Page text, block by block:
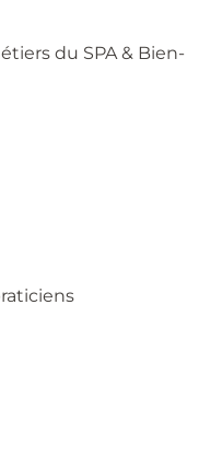
du SPA & Bien-